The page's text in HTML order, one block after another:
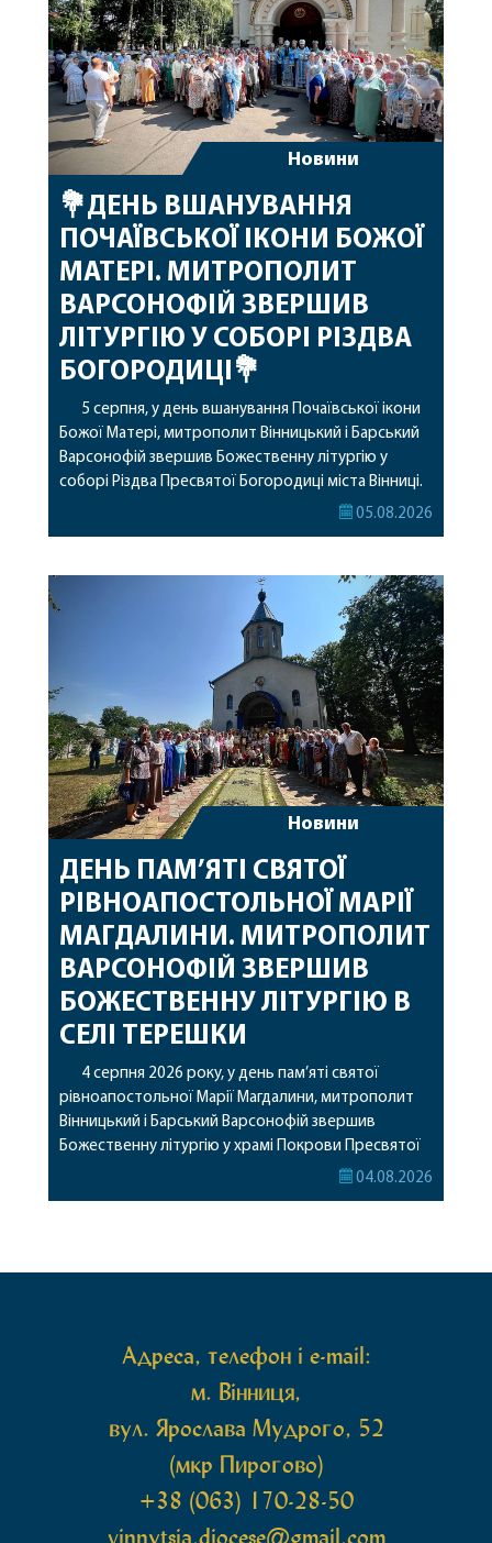
Новини
💐ДЕНЬ ВШАНУВАННЯ
ПОЧАЇВСЬКОЇ ІКОНИ БОЖОЇ
МАТЕРІ. МИТРОПОЛИТ
ВАРСОНОФІЙ ЗВЕРШИВ
ЛІТУРГІЮ У СОБОРІ РІЗДВА
БОГОРОДИЦІ💐
5 серпня, у день вшанування Почаївської ікони
Божої Матері, митрополит Вінницький і Барський
Варсонофій звершив Божественну літургію у
соборі Різдва Пресвятої Богородиці міста Вінниці.
Його Високопреосвященству співслужили
священному сані. Під час богослужіння підносилися
особливі молитви за мир в Україні, за воїнів, які
05.08.2026
Новини
ДЕНЬ ПАМ’ЯТІ СВЯТОЇ
РІВНОАПОСТОЛЬНОЇ МАРІЇ
МАГДАЛИНИ. МИТРОПОЛИТ
ВАРСОНОФІЙ ЗВЕРШИВ
БОЖЕСТВЕННУ ЛІТУРГІЮ В
СЕЛІ ТЕРЕШКИ
4 серпня 2026 року, у день пам’яті святої
рівноапостольної Марії Магдалини, митрополит
Вінницький і Барський Варсонофій звершив
Божественну літургію у храмі Покрови Пресвятої
Богородиці села Терешки Барського благочиння.
04.08.2026
Адреса, телефон і e-mail:
м. Вінниця,
вул. Ярослава Мудрого, 52
(мкр Пирогово)
+38 (063) 170-28-50